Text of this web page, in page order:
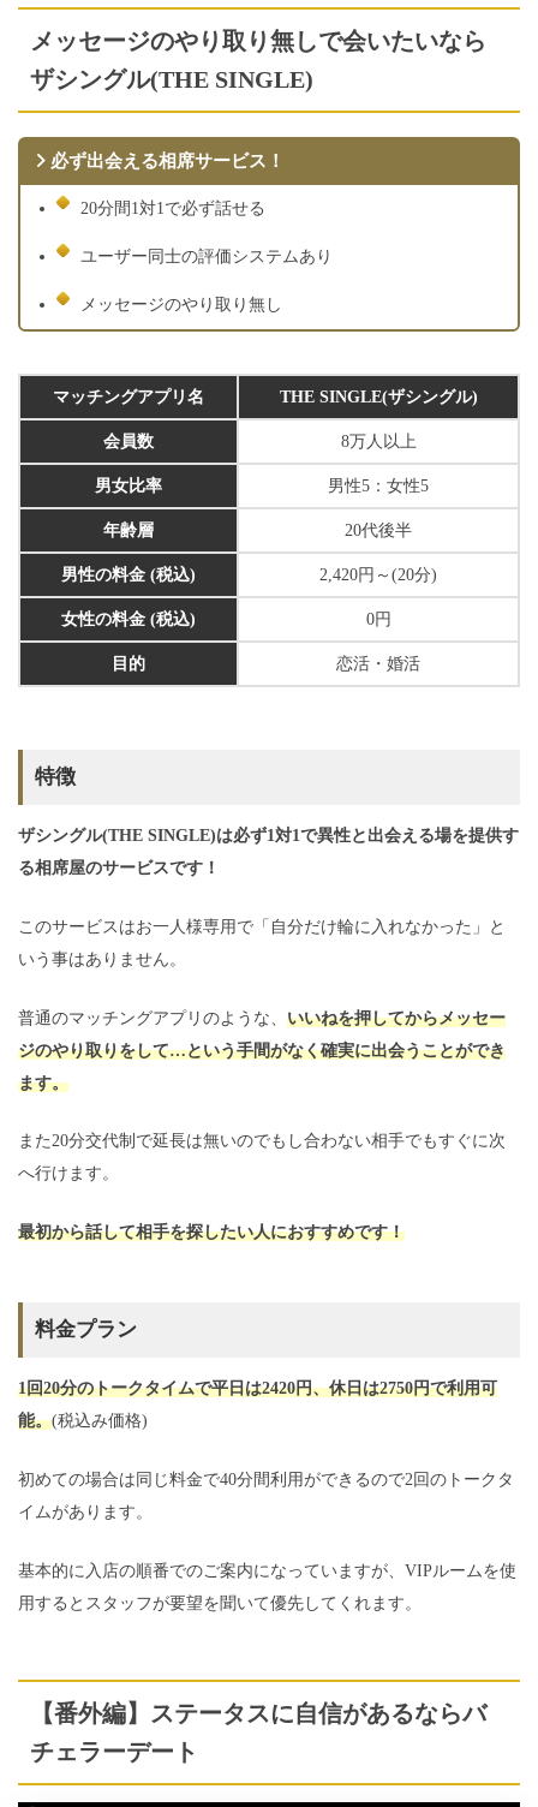
メッセージのやり取り無しで会いたいなら
ザシングル(THE SINGLE)
必ず出会える相席サービス！
20分間1対1で必ず話せる
ユーザー同士の評価システムあり
メッセージのやり取り無し
マッチングアプリ名 THE SINGLE(ザシングル)
会員数 8万人以上
男女比率 男性5：女性5
年齢層 20代後半
男性の料金 (税込) 2,420円～(20分)
女性の料金 (税込) 0円
目的 恋活・婚活
特徴
ザシングル(THE SINGLE)は必ず1対1で異性と出会える場を提供す
る相席屋のサービスです！
このサービスはお一人様専用で「自分だけ輪に入れなかった」と
いう事はありません。
普通のマッチングアプリのような、 いいねを押してからメッセー
ジのやり取りをして…という手間がなく確実に出会うことができ
ます。
また20分交代制で延長は無いのでもし合わない相手でもすぐに次
へ行けます。
最初から話して相手を探したい人におすすめです！
料金プラン
1回20分のトークタイムで平日は2420円、休日は2750円で利用可
能。(税込み価格)
初めての場合は同じ料金で40分間利用ができるので2回のトークタ
イムがあります。
基本的に入店の順番でのご案内になっていますが、VIPルームを使
用するとスタッフが要望を聞いて優先してくれます。
【番外編】ステータスに自信があるならバ
チェラーデート